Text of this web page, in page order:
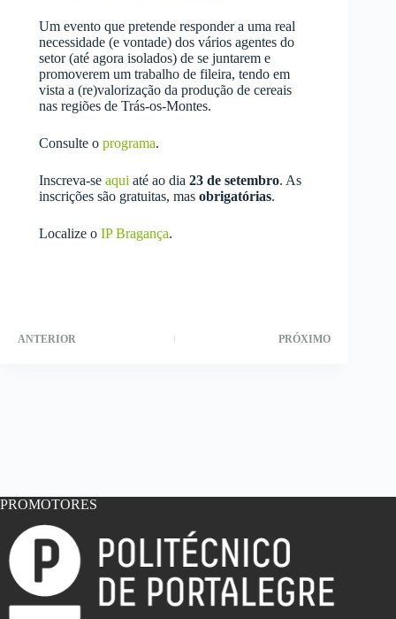
Um evento que pretende responder a uma real
necessidade (e vontade) dos vários agentes do
setor (até agora isolados) de se juntarem e
promoverem um trabalho de fileira, tendo em
vista a (re)valorização da produção de cereais
nas regiões de Trás-os-Montes.
Consulte o programa.
Inscreva-se aqui até ao dia 23 de setembro. As
inscrições são gratuitas, mas obrigatórias.
Localize o IP Bragança.
ANTERIOR PRÓXIMO
PROMOTORES